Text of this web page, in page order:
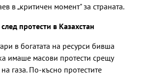
в „критичен момент" за страната.
протести в Казахстан
в богатата на ресурси бивша
имаше масови протести срещу
газа. По-късно протестите